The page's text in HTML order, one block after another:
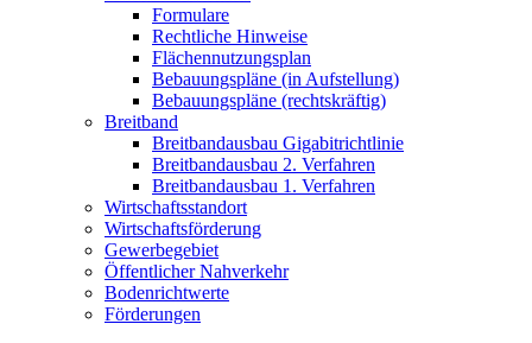
Formulare
Rechtliche Hinweise
Flächennutzungsplan
Bebauungspläne (in Aufstellung)
Bebauungspläne (rechtskräftig)
Breitband
Breitbandausbau Gigabitrichtlinie
Breitbandausbau 2. Verfahren
Breitbandausbau 1. Verfahren
Wirtschaftsstandort
Wirtschaftsförderung
Gewerbegebiet
Öffentlicher Nahverkehr
Bodenrichtwerte
Förderungen